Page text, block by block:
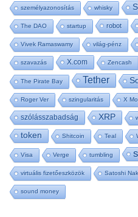
személyazonosítás whisky
The DAO startup robot
Vivek Ramaswamy világ-pénz
szavazás X.com Zencash
The Pirate Bay Tether
Roger Ver szingularitás X
szólásszabadság XRP
token
Shitcoin Teal
Visa Verge tumbling
virtuális fizetőeszközök Satoshi
sound money